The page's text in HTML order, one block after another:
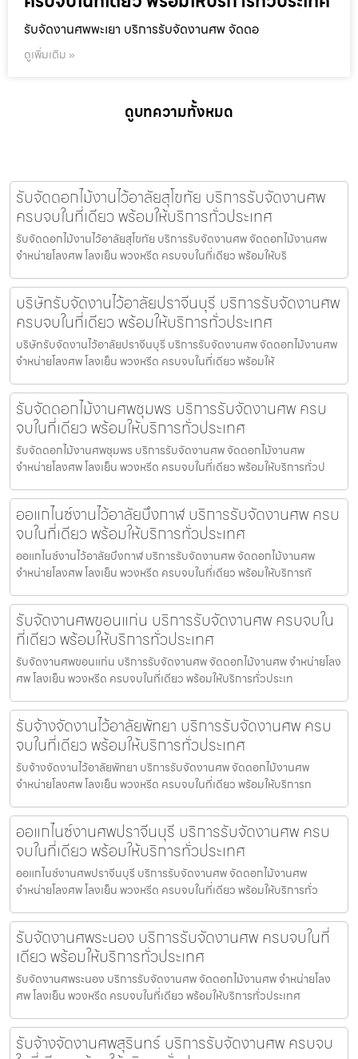
รับจัดงานศพพะเยา บริการรับจัดงานศพ จัดดอ
ดูเพิ่มเติม »
ดูบทความทั้งหมด
รับจัดดอกไม้งานไว้อาลัยสุโขทัย บริการรับจัดงานศพ
ครบจบในที่เดียว พร้อมให้บริการทั่วประเทศ
รับจัดดอกไม้งานไว้อาลัยสุโขทัย บริการรับจัดงานศพ จัดดอกไม้งานศพ
จำหน่ายโลงศพ โลงเย็น พวงหรีด ครบจบในที่เดียว พร้อมให้บริ
บริษัทรับจัดงานไว้อาลัยปราจีนบุรี บริการรับจัดงานศพ
ครบจบในที่เดียว พร้อมให้บริการทั่วประเทศ
บริษัทรับจัดงานไว้อาลัยปราจีนบุรี บริการรับจัดงานศพ จัดดอกไม้งานศพ
จำหน่ายโลงศพ โลงเย็น พวงหรีด ครบจบในที่เดียว พร้อมให้
รับจัดดอกไม้งานศพชุมพร บริการรับจัดงานศพ ครบ
จบในที่เดียว พร้อมให้บริการทั่วประเทศ
รับจัดดอกไม้งานศพชุมพร บริการรับจัดงานศพ จัดดอกไม้งานศพ
จำหน่ายโลงศพ โลงเย็น พวงหรีด ครบจบในที่เดียว พร้อมให้บริการทั่วป
ออแกไนซ์งานไว้อาลัยบึงกาฬ บริการรับจัดงานศพ ครบ
จบในที่เดียว พร้อมให้บริการทั่วประเทศ
ออแกไนซ์งานไว้อาลัยบึงกาฬ บริการรับจัดงานศพ จัดดอกไม้งานศพ
จำหน่ายโลงศพ โลงเย็น พวงหรีด ครบจบในที่เดียว พร้อมให้บริการทั
รับจัดงานศพขอนแก่น บริการรับจัดงานศพ ครบจบใน
ที่เดียว พร้อมให้บริการทั่วประเทศ
รับจัดงานศพขอนแก่น บริการรับจัดงานศพ จัดดอกไม้งานศพ จำหน่ายโลง
ศพ โลงเย็น พวงหรีด ครบจบในที่เดียว พร้อมให้บริการทั่วประเท
รับจ้างจัดงานไว้อาลัยพัทยา บริการรับจัดงานศพ ครบ
จบในที่เดียว พร้อมให้บริการทั่วประเทศ
รับจ้างจัดงานไว้อาลัยพัทยา บริการรับจัดงานศพ จัดดอกไม้งานศพ
จำหน่ายโลงศพ โลงเย็น พวงหรีด ครบจบในที่เดียว พร้อมให้บริการท
ออแกไนซ์งานศพปราจีนบุรี บริการรับจัดงานศพ ครบ
จบในที่เดียว พร้อมให้บริการทั่วประเทศ
ออแกไนซ์งานศพปราจีนบุรี บริการรับจัดงานศพ จัดดอกไม้งานศพ
จำหน่ายโลงศพ โลงเย็น พวงหรีด ครบจบในที่เดียว พร้อมให้บริการทั่ว
รับจัดงานศพระนอง บริการรับจัดงานศพ ครบจบในที่
เดียว พร้อมให้บริการทั่วประเทศ
รับจัดงานศพระนอง บริการรับจัดงานศพ จัดดอกไม้งานศพ จำหน่ายโลง
ศพ โลงเย็น พวงหรีด ครบจบในที่เดียว พร้อมให้บริการทั่วประเทศ
รับจ้างจัดงานศพสุรินทร์ บริการรับจัดงานศพ ครบจบ